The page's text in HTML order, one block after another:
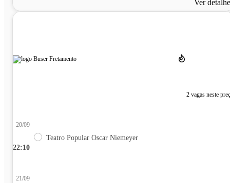
Ver
2 vagas neste
22:10
20/09
Teatro Popular Oscar Niemeyer
21/09